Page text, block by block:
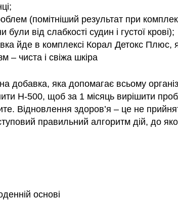
(помітніший результат при
від слабкості судин і густої крові);
йде в комплексі Корал Детокс Плюс,
– чиста і свіжа шкіра
добавка, яка допомагає всьому
Н-500, щоб за 1 місяць вирішити
Відновлення здоров’я – це не
правильний алгоритм дій, до
основі